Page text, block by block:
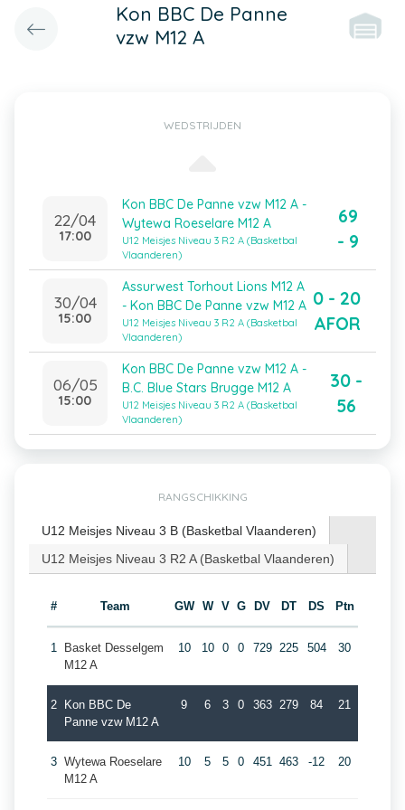
Kon BBC De Panne
vzw M12 A
WEDSTRIJDEN
22/04
17:00
Kon BBC De Panne vzw M12 A -
Wytewa Roeselare M12 A
U12 Meisjes Niveau 3 R2 A (Basketbal
Vlaanderen)
69
- 9
30/04
15:00
Assurwest Torhout Lions M12 A
- Kon BBC De Panne vzw M12 A
U12 Meisjes Niveau 3 R2 A (Basketbal
Vlaanderen)
0 - 20
AFOR
06/05
15:00
Kon BBC De Panne vzw M12 A -
B.C. Blue Stars Brugge M12 A
U12 Meisjes Niveau 3 R2 A (Basketbal
Vlaanderen)
30 -
56
RANGSCHIKKING
U12 Meisjes Niveau 3 B (Basketbal Vlaanderen)
U12 Meisjes Niveau 3 R2 A (Basketbal Vlaanderen)
# Team GW W V G DV DT DS Ptn
1
Basket Desselgem
M12 A
10 10 0 0 729 225 504 30
2
Kon BBC De
Panne vzw M12 A
9 6 3 0 363 279 84 21
3 Wytewa Roeselare
M12 A
10 5 5 0 451 463 -12 20